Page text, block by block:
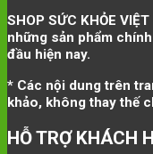
SHOP SỨC KHỎE
những sản phẩm
đầu hiện nay.
* Các nội dung trên
khảo, không thay thế
HỖ TRỢ KHÁCH